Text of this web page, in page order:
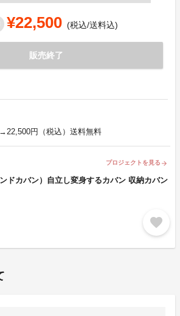
¥22,500 (税込/送料込)
販売終了
円（税込）送料無料
プロジェクトを見る arrow_forward
ドカバン）自立し変身するカバン 収納カバン
favorite